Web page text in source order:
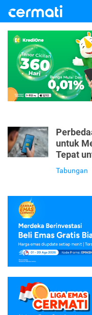
untuk
Tepat
Tabungan